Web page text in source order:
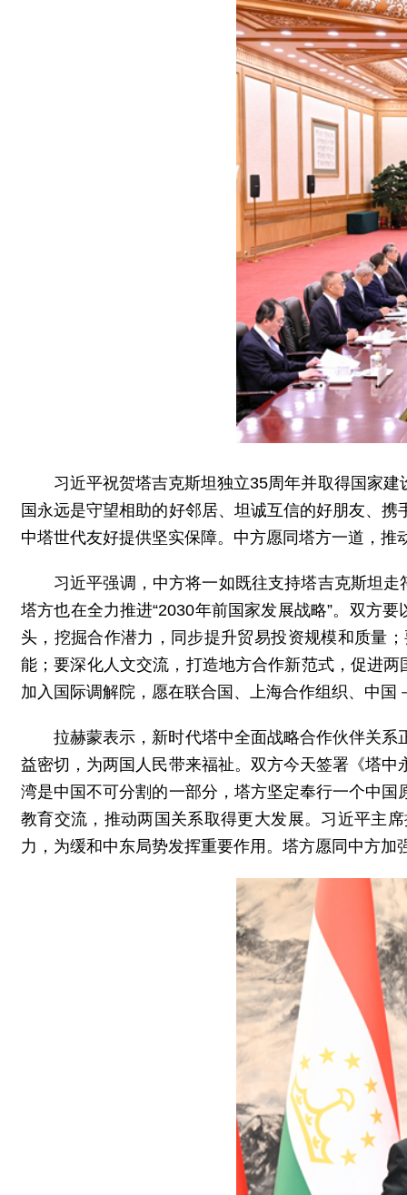
习近平祝贺塔吉克斯坦独立35周年并取得国家
国永远是守望相助的好邻居、坦诚互信的好朋友、
中塔世代友好提供坚实保障。中方愿同塔方一道，
习近平强调，中方将一如既往支持塔吉克斯坦
塔方也在全力推进“2030年前国家发展战略”。双方
头，挖掘合作潜力，同步提升贸易投资规模和质量
能；要深化人文交流，打造地方合作新范式，促进
加入国际调解院，愿在联合国、上海合作组织、中
拉赫蒙表示，新时代塔中全面战略合作伙伴关
益密切，为两国人民带来福祉。双方今天签署《塔
湾是中国不可分割的一部分，塔方坚定奉行一个中
教育交流，推动两国关系取得更大发展。习近平主
力，为缓和中东局势发挥重要作用。塔方愿同中方加